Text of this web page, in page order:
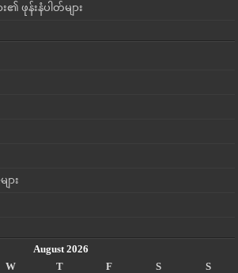
ဖုန်းနံပါတ်များ
ား
August 2026
W T F S
S